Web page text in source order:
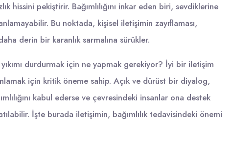
hissini pekiştirir. Bağımlılığını inkar eden biri, sevdiklerine
Bu noktada, kişisel iletişimin zayıflaması,
derin bir karanlık sarmalına sürükler.
durdurmak için ne yapmak gerekiyor? İyi bir iletişim
için kritik öneme sahip. Açık ve dürüst bir diyalog,
kabul ederse ve çevresindeki insanlar ona destek
İşte burada iletişimin, bağımlılık tedavisindeki önemi